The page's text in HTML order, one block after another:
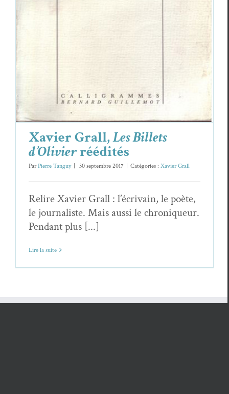
Xavier Grall,Les Billets
d’Olivierréédités
ParPierre Tanguy 30 septembre 2017 Catégories : Xavier Grall
Relire Xavier Grall : l’écrivain, le poète,
le journaliste. Mais aussi le chroniqueur.
Pendant plus [...]
Lire la suite